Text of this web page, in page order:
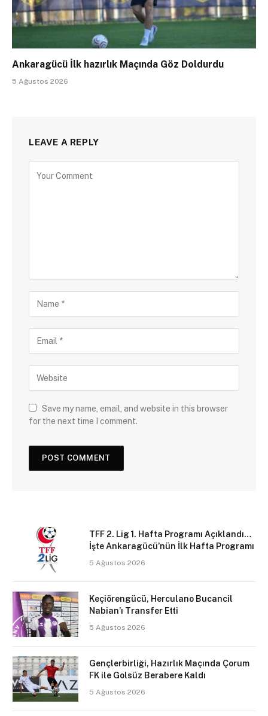
Ankaragücü İlk hazırlık Maçında Göz Doldurdu
5 Ağustos 2026
LEAVE A REPLY
Save my name, email, and website in this browser
for the next time I comment.
TFF 2. Lig 1. Hafta Programı Açıklandı…
İşte Ankaragücü’nün İlk Hafta Programı
5 Ağustos 2026
Keçiörengücü, Herculano Bucancil
Nabian’ı Transfer Etti
5 Ağustos 2026
Gençlerbirliği, Hazırlık Maçında Çorum
FK ile Golsüz Berabere Kaldı
5 Ağustos 2026